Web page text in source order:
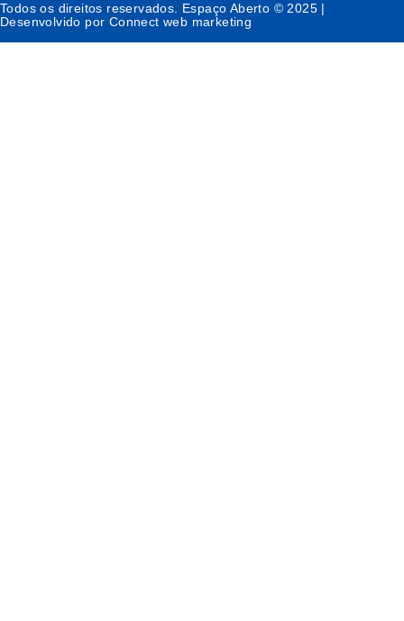
Todos os direitos reservados. Espaço Aberto © 2025 |
Desenvolvido por Connect web marketing